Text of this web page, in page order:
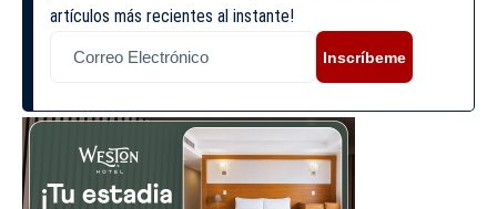
artículos más recientes al instante!
Inscríbeme